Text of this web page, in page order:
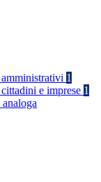
1
e imprese 1